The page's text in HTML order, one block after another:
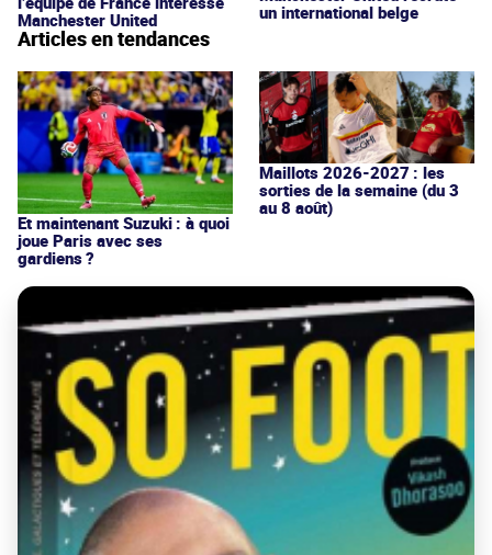
Manchester United
un international belge
Articles en tendances
Et maintenant Suzuki : à quoi
joue Paris avec ses
gardiens ?
Maillots 2026-2027 : les
sorties de la semaine (du 3
au 8 août)